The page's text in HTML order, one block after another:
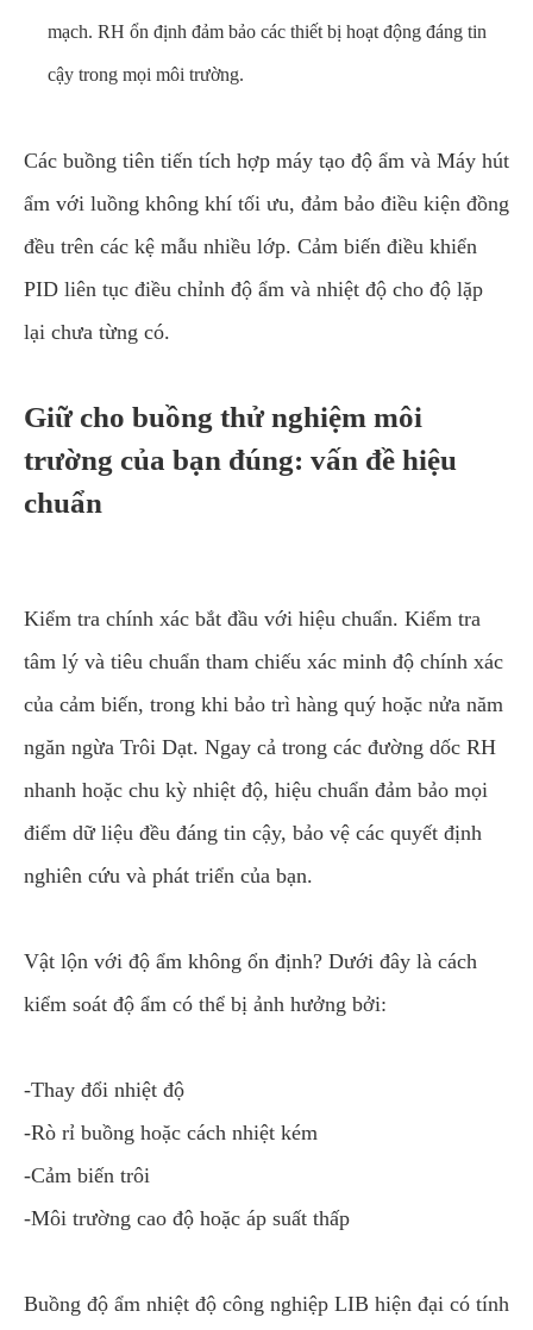
mạch. RH ổn định đảm bảo các thiết bị hoạt động đáng tin
cậy trong mọi môi trường.
Các buồng tiên tiến tích hợp máy tạo độ ẩm và Máy hút
ẩm với luồng không khí tối ưu, đảm bảo điều kiện đồng
đều trên các kệ mẫu nhiều lớp. Cảm biến điều khiển
PID liên tục điều chỉnh độ ẩm và nhiệt độ cho độ lặp
lại chưa từng có.
Giữ cho buồng thử nghiệm môi
trường của bạn đúng: vấn đề hiệu
chuẩn
Kiểm tra chính xác bắt đầu với hiệu chuẩn. Kiểm tra
tâm lý và tiêu chuẩn tham chiếu xác minh độ chính xác
của cảm biến, trong khi bảo trì hàng quý hoặc nửa năm
ngăn ngừa Trôi Dạt. Ngay cả trong các đường dốc RH
nhanh hoặc chu kỳ nhiệt độ, hiệu chuẩn đảm bảo mọi
điểm dữ liệu đều đáng tin cậy, bảo vệ các quyết định
nghiên cứu và phát triển của bạn.
Vật lộn với độ ẩm không ổn định? Dưới đây là cách
kiểm soát độ ẩm có thể bị ảnh hưởng bởi:
-Thay đổi nhiệt độ
-Rò rỉ buồng hoặc cách nhiệt kém
-Cảm biến trôi
-Môi trường cao độ hoặc áp suất thấp
Buồng độ ẩm nhiệt độ công nghiệp LIB hiện đại có tính